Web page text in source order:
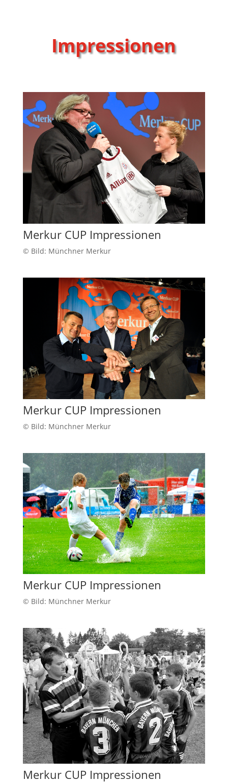
Impressionen
Merkur CUP Impressionen
© Bild: Münchner Merkur
Merkur CUP Impressionen
© Bild: Münchner Merkur
Merkur CUP Impressionen
© Bild: Münchner Merkur
Merkur CUP Impressionen